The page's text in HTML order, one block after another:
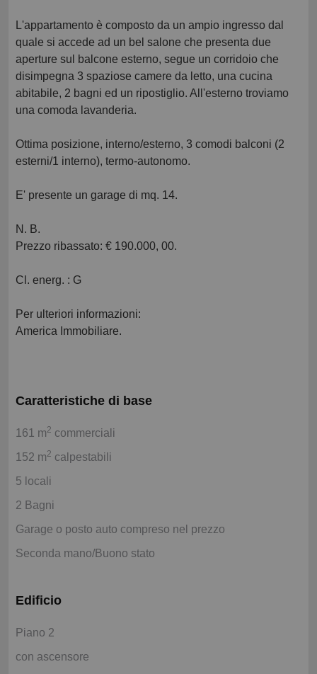
L'appartamento è composto da un ampio ingresso dal
quale si accede ad un bel salone che presenta due
aperture sul balcone esterno, segue un corridoio che
disimpegna 3 spaziose camere da letto, una cucina
abitabile, 2 bagni ed un ripostiglio. All'esterno troviamo
una comoda lavanderia.
Ottima posizione, interno/esterno, 3 comodi balconi (2
esterni/1 interno), termo-autonomo.
E' presente un garage di mq. 14.
N. B.
Prezzo ribassato: € 190.000, 00.
Cl. energ. : G
Per ulteriori informazioni:
America Immobiliare.
Caratteristiche di base
161 m2 commerciali
152 m2 calpestabili
5 locali
2 Bagni
Garage o posto auto compreso nel prezzo
Seconda mano/Buono stato
Edificio
Piano 2
con ascensore